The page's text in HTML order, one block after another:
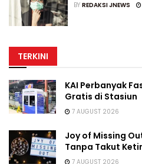
BY REDAKSI JNEWS
TERKINI
KAI Perbanyak
Gratis di Stasiun
7 AUGUST 2026
Joy of Missing
Tanpa Takut
7 AUGUST 2026